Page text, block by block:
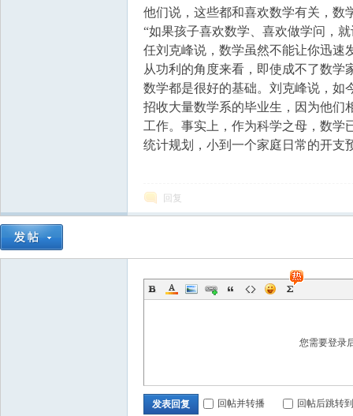
他们说，这些都和喜欢数学有关，数
“如果孩子喜欢数学、喜欢做学问，
任刘克峰说，数学虽然不能让你迅速
从功利的角度来看，即使成不了数
数学都是很好的基础。刘克峰说，如
招收大量数学系的毕业生，因为他们
工作。事实上，作为科学之母，数学
统计规划，小到一个家庭日常的开支
回复
您需要登录
发表回复 回帖并转播 回帖后跳转